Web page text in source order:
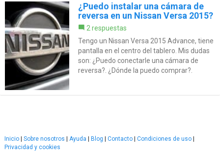
¿Puedo instalar una cámara de
reversa en un Nissan Versa 2015?
2 respuestas
Tengo un Nissan Versa 2015 Advance, tiene
pantalla en el centro del tablero. Mis dudas
son: ¿Puedo conectarle una cámara de
reversa?. ¿Dónde la puedo comprar?.
Inicio | Sobre nosotros | Ayuda | Blog | Contacto | Condiciones de uso |
Privacidad y cookies